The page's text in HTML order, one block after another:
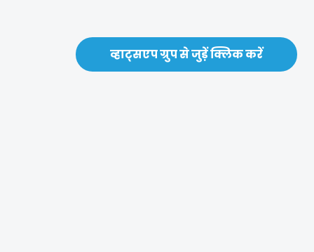
व्हाट्सएप ग्रुप से जुड़ें क्लिक करें